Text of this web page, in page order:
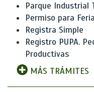
Parque Industrial
Permiso para
Registra Simple
Registro PUPA.
Productivas
MÁS TRÁMITES